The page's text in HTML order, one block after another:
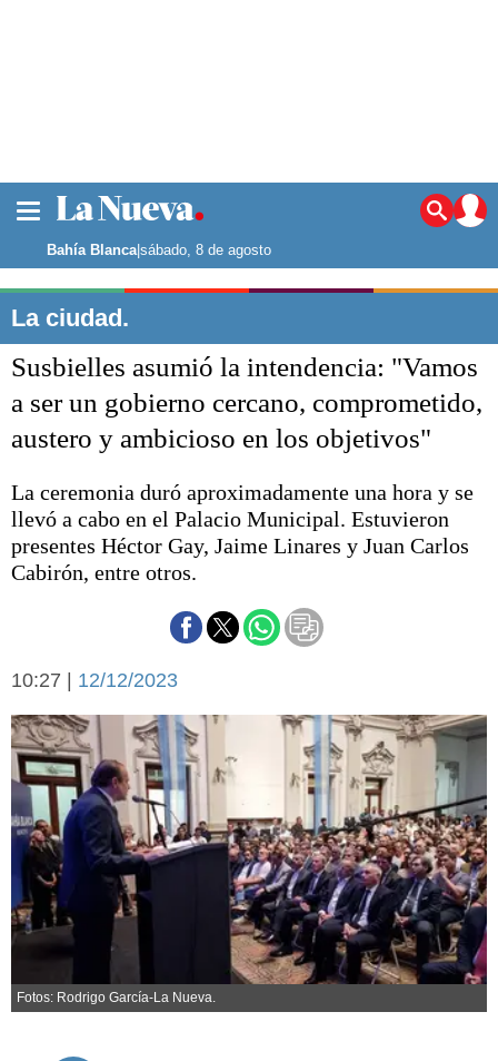
Noticias
La ciudad
Punta Alta
El mundo
Escenario Olímpico
Liga del Sur
Básquetbol
Fútbol
Cines
Economía y campo
Espacio empresas
Sociedad y tiempo
libre
Sociedad
Tecnología
Turismo
Salud
Es viral
El tiempo
Cartón Lleno
Clasificados
Bahía Blanca|sábado, 8 de agosto
La ciudad.
Susbielles asumió la intendencia: "Vamos
a ser un gobierno cercano, comprometido,
austero y ambicioso en los objetivos"
La ceremonia duró aproximadamente una hora y se
llevó a cabo en el Palacio Municipal. Estuvieron
presentes Héctor Gay, Jaime Linares y Juan Carlos
Cabirón, entre otros.
10:27 | 12/12/2023
Fotos: Rodrigo García-La Nueva.